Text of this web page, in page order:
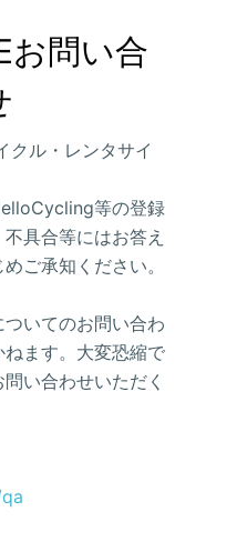
お問い合
クル・レンタサイ
等の登録
具合等にはお答え
ご承知ください。
いてのお問い合わ
ます。大変恐縮で
い合わせいただく